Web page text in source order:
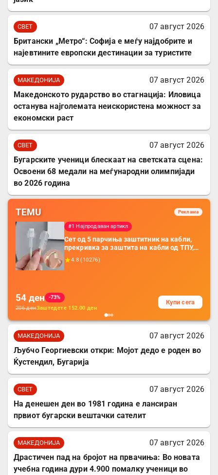
СВЕТ
07 август 2026
Британски „Метро“: Софија е меѓу најдобрите и
најевтините европски дестинации за туристите
МАКЕДОНИЈА
07 август 2026
Македонското рударство во стагнација: Иловица
останува најголемата неискористена можност за
економски раст
СВЕТ
07 август 2026
Бугарските ученици блескаат на светската сцена:
Освоени 68 медали на меѓународни олимпијади
во 2026 година
TEMU Реклама
#1 Најпродаван артикл
Сет од 5 парчиња заштитник на кабли,
прекривка за заштита на кабли од ТПУ,
додатоци за заштита на кабли, без
батерија, за мобилни телефони, комплет
4.8 (10276)
54 ден
-73%
206денЗаштедете 152.00 ден
Купи сега
МАКЕДОНИЈА
07 август 2026
Љубчо Георгиевски откри: Мојот дедо е роден во
Ќустендил, Бугарија
СВЕТ
07 август 2026
На денешен ден во 1981 година е лансиран
првиот бугарски вештачки сателит
МАКЕДОНИЈА
07 август 2026
Драстичен пад на бројот на првачиња: Во новата
учебна година дури 4.900 помалку ученици во